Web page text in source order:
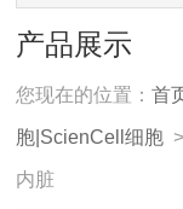
产品展示
您现在的位置：首
胞|ScienCell细胞
内脏